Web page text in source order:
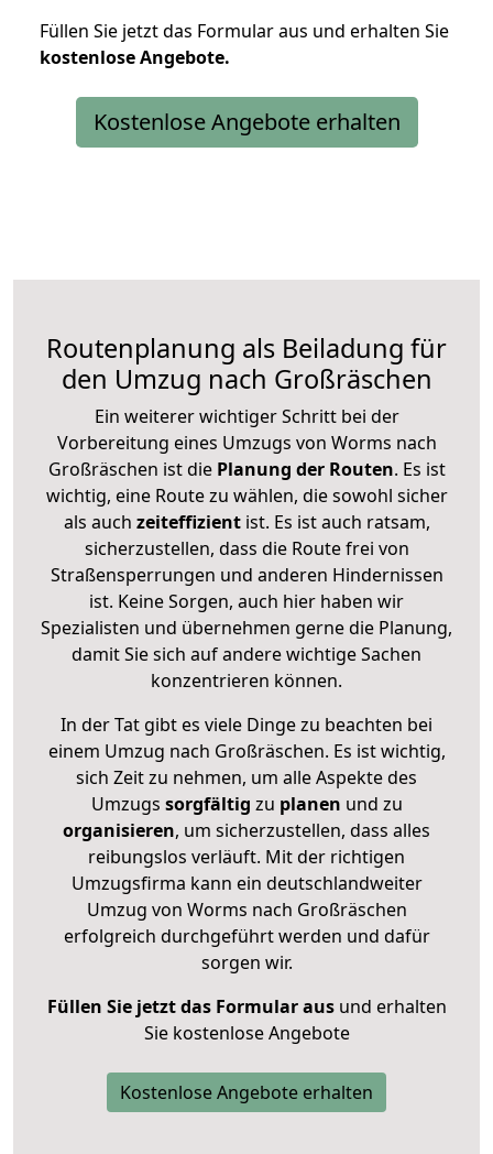
Füllen Sie jetzt das Formular aus und erhalten Sie
kostenloseAngebote.
Kostenlose Angebote erhalten
Routenplanung als Beiladung für
den Umzug nach Großräschen
Ein weiterer wichtiger Schritt bei der
Vorbereitung eines Umzugs von Worms nach
Großräschen ist diePlanung der Routen. Es ist
wichtig, eine Route zu wählen, die sowohl sicher
als auch zeiteffizientist. Es ist auch ratsam,
sicherzustellen, dass die Route frei von
Straßensperrungen und anderen Hindernissen
ist. Keine Sorgen, auch hier haben wir
Spezialisten und übernehmen gerne die Planung,
damit Sie sich auf andere wichtige Sachen
konzentrieren können.
In der Tat gibt es viele Dinge zu beachten bei
einem Umzug nach Großräschen. Es ist wichtig,
sich Zeit zu nehmen, um alle Aspekte des
Umzugs sorgfältig zu planen und zu
organisieren, um sicherzustellen, dass alles
reibungslos verläuft. Mit der richtigen
Umzugsfirma kann ein deutschlandweiter
Umzug von Worms nach Großräschen
erfolgreich durchgeführt werden und dafür
sorgen wir.
Füllen Sie jetzt das Formular ausund erhalten
Sie kostenlose Angebote
Kostenlose Angebote erhalten